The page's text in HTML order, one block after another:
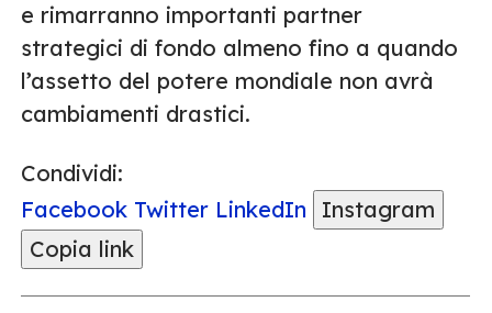
e rimarranno importanti partner
strategici di fondo almeno fino a quando
l’assetto del potere mondiale non avrà
cambiamenti drastici.
Condividi:
Facebook Twitter LinkedIn
Instagram
Copia link